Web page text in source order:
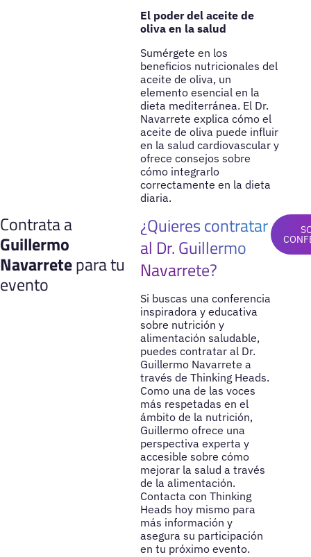
El poder del aceite de
oliva en la salud
Sumérgete en los
beneficios nutricionales del
aceite de oliva, un
elemento esencial en la
dieta mediterránea. El Dr.
Navarrete explica cómo el
aceite de oliva puede influir
en la salud cardiovascular y
ofrece consejos sobre
cómo integrarlo
correctamente en la dieta
diaria.
Contrata a
Guillermo
Navarretepara tu
evento
¿Quieres contratar
al Dr. Guillermo
Navarrete?
Si buscas una conferencia
inspiradora y educativa
sobre nutrición y
alimentación saludable,
puedes contratar al Dr.
Guillermo Navarrete a
través de Thinking Heads.
Como una de las voces
más respetadas en el
ámbito de la nutrición,
Guillermo ofrece una
perspectiva experta y
accesible sobre cómo
mejorar la salud a través
de la alimentación.
Contacta con Thinking
Heads hoy mismo para
más información y
asegura su participación
en tu próximo evento.